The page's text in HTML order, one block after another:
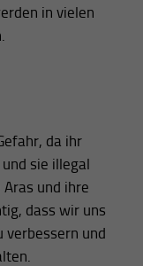
in vielen
da ihr
sie illegal
und ihre
dass wir uns
verbessern und